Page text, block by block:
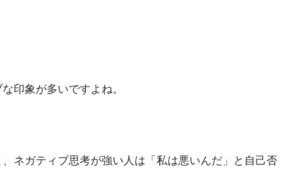
印象が多いですよね。
ネガティブ思考が強い人は「私は悪いんだ」と自己否